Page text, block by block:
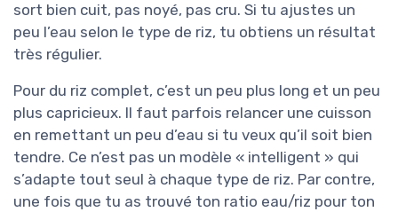
sort bien cuit, pas noyé, pas cru. Si tu ajustes un
peu l’eau selon le type de riz, tu obtiens un résultat
très régulier.
Pour du riz complet, c’est un peu plus long et un peu
plus capricieux. Il faut parfois relancer une cuisson
en remettant un peu d’eau si tu veux qu’il soit bien
tendre. Ce n’est pas un modèle « intelligent » qui
s’adapte tout seul à chaque type de riz. Par contre,
une fois que tu as trouvé ton ratio eau/riz pour ton